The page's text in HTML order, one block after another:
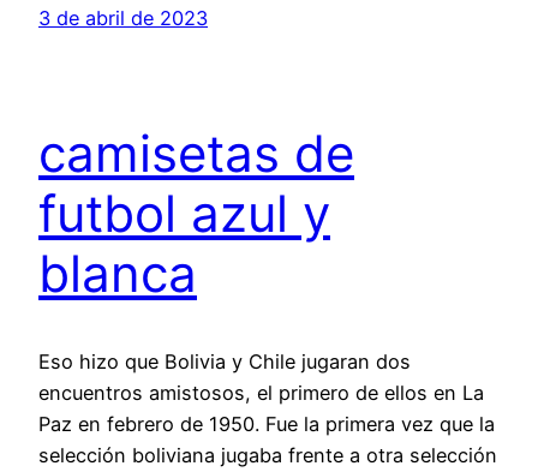
3 de abril de 2023
camisetas de
futbol azul y
blanca
Eso hizo que Bolivia y Chile jugaran dos
encuentros amistosos, el primero de ellos en La
Paz en febrero de 1950. Fue la primera vez que la
selección boliviana jugaba frente a otra selección